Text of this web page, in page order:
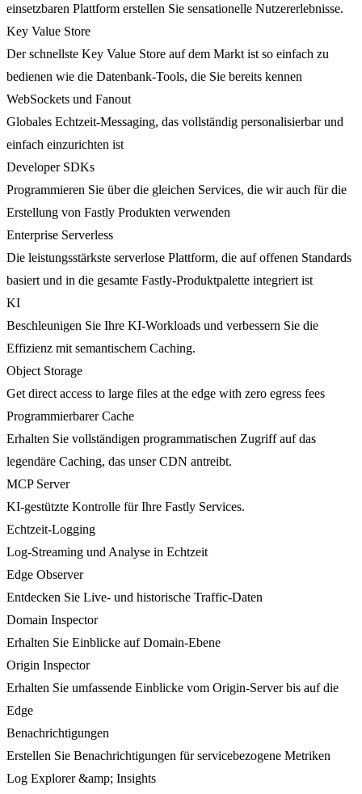
einsetzbaren Plattform erstellen Sie sensationelle Nutzererlebnisse.
Key Value Store
Der schnellste Key Value Store auf dem Markt ist so einfach zu
bedienen wie die Datenbank-Tools, die Sie bereits kennen
WebSockets und Fanout
Globales Echtzeit-Messaging, das vollständig personalisierbar und
einfach einzurichten ist
Developer SDKs
Programmieren Sie über die gleichen Services, die wir auch für die
Erstellung von Fastly Produkten verwenden
Enterprise Serverless
Die leistungsstärkste serverlose Plattform, die auf offenen Standards
basiert und in die gesamte Fastly-Produktpalette integriert ist
KI
Beschleunigen Sie Ihre KI-Workloads und verbessern Sie die
Effizienz mit semantischem Caching.
Object Storage
Get direct access to large files at the edge with zero egress fees
Programmierbarer Cache
Erhalten Sie vollständigen programmatischen Zugriff auf das
legendäre Caching, das unser CDN antreibt.
MCP Server
KI-gestützte Kontrolle für Ihre Fastly Services.
Echtzeit-Logging
Log-Streaming und Analyse in Echtzeit
Edge Observer
Entdecken Sie Live- und historische Traffic-Daten
Domain Inspector
Erhalten Sie Einblicke auf Domain-Ebene
Origin Inspector
Erhalten Sie umfassende Einblicke vom Origin-Server bis auf die
Edge
Benachrichtigungen
Erstellen Sie Benachrichtigungen für servicebezogene Metriken
Log Explorer &amp; Insights